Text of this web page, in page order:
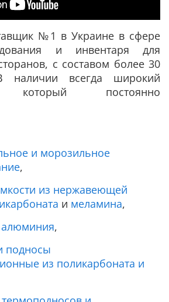
№1 в Украине в сфере
и инвентаря для
с составом более 30
наличии всегда широкий
который постоянно
и морозильное
,
из нержавеющей
и меламина,
алюминия,
подносы
из поликарбоната и